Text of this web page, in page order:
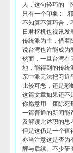
人，这句轻巧的
只有一个印象 :「
不知算不算巧合，
日君枢机也视讯
传统派为主，借着
说台湾也许能成为
然而，一旦台湾在
地，能得到的传统
亲中派无法把习近
比较可恶，还是彩
这篇文章如果还不
你愿意用「废除死
一篇普通的新闻能
及解读此述职的思
但是这仍是一个值
亦当注意这是否为
酵与后续。不少研